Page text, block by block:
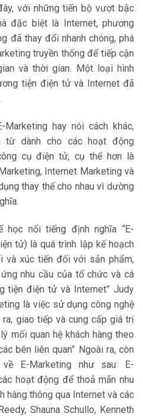
với những tiến bộ vượt bậc
đặc biệt là Internet, phương
đã thay đổi nhanh chóng, phá
truyền thống để tiếp cận
và thời gian. Một loại hình
tiện điện tử và Internet đã
hay nói cách khác,
từ dành cho các hoạt động
cụ điện tử, cụ thể hơn là
Internet Marketing và
thay thế cho nhau vì dường
nổi tiếng định nghĩa “E-
tử) là quá trình lập kế hoạch
và xúc tiến đối với sản phẩm,
nhu cầu của tổ chức và cá
tiện điện tử và Internet” Judy
là việc sử dụng công nghệ
giao tiếp và cung cấp giá trị
mối quan hệ khách hàng theo
bên liên quan” Ngoài ra, còn
E-Marketing như sau: E-
hoạt động để thoả mãn nhu
hàng thông qua Internet và các
Shauna Schullo, Kenneth